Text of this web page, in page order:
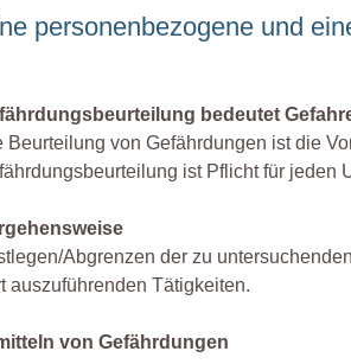
personenbezogene und
bedeutet
Beurteilung von Gefährdungen ist die
ist Pflicht für jeden
Abgrenzen der zu
auszuführenden Tätigkeiten.
von Gefährdungen